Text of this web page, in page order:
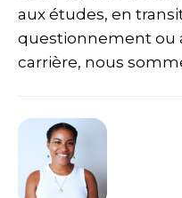
aux études, en
questionnement ou
carrière, nous